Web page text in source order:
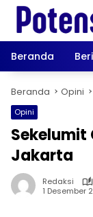
Langsung
konten
Beranda
Beranda Opini
Opini
Sekelumit
Jakarta
Redaksi
1 Desember